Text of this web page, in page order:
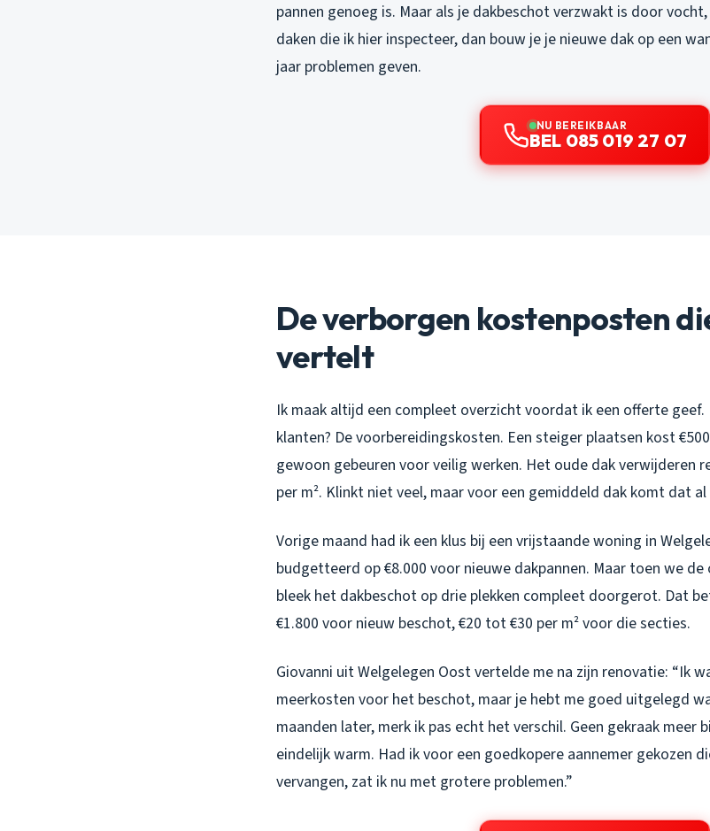
pannen genoeg is. Maar als je dakbeschot verzwakt is door
daken die ik hier inspecteer, dan bouw je je nieuwe dak op een
jaar problemen geven.
NU BEREIKBAAR
BEL 085 019 27 07
De verborgen kostenposten
vertelt
Ik maak altijd een compleet overzicht voordat ik een offerte
klanten? De voorbereidingskosten. Een steiger plaatsen kost
gewoon gebeuren voor veilig werken. Het oude dak verwijderen
per m². Klinkt niet veel, maar voor een gemiddeld dak komt dat
Vorige maand had ik een klus bij een vrijstaande woning in
budgetteerd op €8.000 voor nieuwe dakpannen. Maar toen we
bleek het dakbeschot op drie plekken compleet doorgerot. Dat
€1.800 voor nieuw beschot, €20 tot €30 per m² voor die secties.
Giovanni uit Welgelegen Oost vertelde me na zijn renovatie: “Ik
meerkosten voor het beschot, maar je hebt me goed uitgelegd
maanden later, merk ik pas echt het verschil. Geen gekraak meer
eindelijk warm. Had ik voor een goedkopere aannemer gekozen
vervangen, zat ik nu met grotere problemen.”